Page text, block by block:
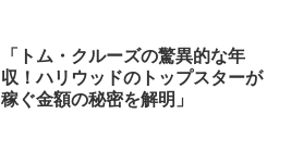
「トム・クルーズの驚異的な年
収！ハリウッドのトップスターが
稼ぐ金額の秘密を解明」